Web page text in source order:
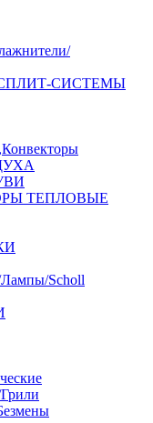
СИСТЕМЫ
ТЕПЛОВЫЕ
Scholl